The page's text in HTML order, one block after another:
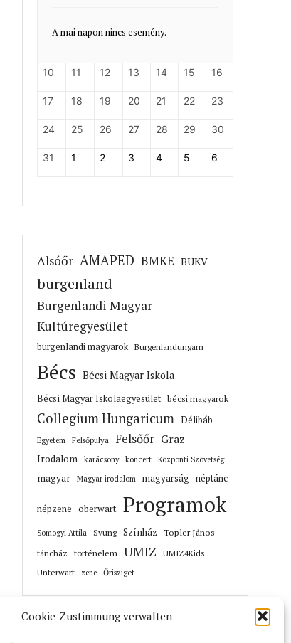
Cookie-Zustimmung verwalten
A mai napon nincs esemény.
10 11 12 13 14 15 16
17 18 19 20 21 22 23
24 25 26 27 28 29 30
31 1 2 3 4 5 6
Alsóőr AMAPED BMKE BUKV
burgenland
Burgenlandi Magyar
Kultúregyesület
burgenlandi magyarok Burgenlandungarn
Bécs Bécsi Magyar Iskola
Bécsi Magyar Iskolaegyesület bécsi magyarok
Collegium Hungaricum Délibáb
Egyetem Felsőpulya Felsőőr Graz
Irodalom karácsony koncert Központi Szövetség
magyar Magyar irodalom magyarság néptánc
népzene oberwart Programok
Somogyi Attila Svung Színház Topler János
táncház történelem UMIZ
UMIZ4Kids
Unterwart
zene Őrisziget